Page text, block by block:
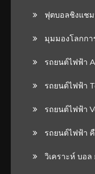
ฟุตบอลชิงแช
มุมมองโลกกา
รถยนต์ไฟฟ้า
รถยนต์ไฟฟ้า
รถยนต์ไฟฟ้า
รถยนต์ไฟฟ้า
วิเคราะห์ บอล